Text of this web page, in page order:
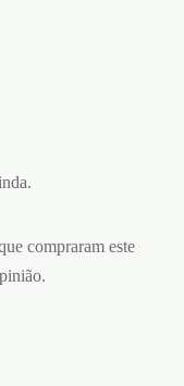
compraram este